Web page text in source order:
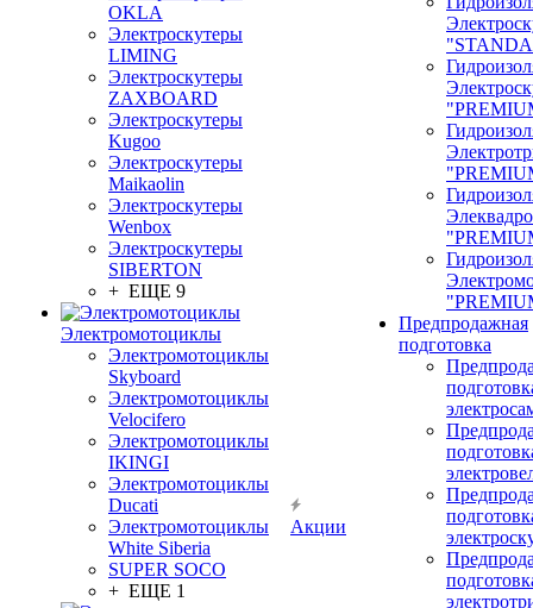
OKLA
Электроскутеры
LIMING
Электроскутеры
ZAXBOARD
Электроскутеры
Kugoo
Электроскутеры
Maikaolin
Электроскутеры
Wenbox
Электроскутеры
SIBERTON
+ ЕЩЕ 9
Электромотоциклы
Электромотоциклы
Skyboard
Электромотоциклы
Velocifero
Электромотоциклы
IKINGI
Электромотоциклы
Ducati
Электромотоциклы
White Siberia
SUPER SOCO
+ ЕЩЕ 1
Акции
Предпродажная
подготовка